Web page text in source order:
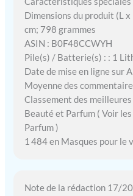
Dimensions du produit (L
cm; 798 grammes
ASIN : B0F48CCWYH
Pile(s) / Batterie(s) : : 1
Date de mise en ligne sur
Moyenne des
Classement des
Beauté et Parfum ( Voir
Parfum )
1 484 en Masques pour le
Note de la rédaction 17/20